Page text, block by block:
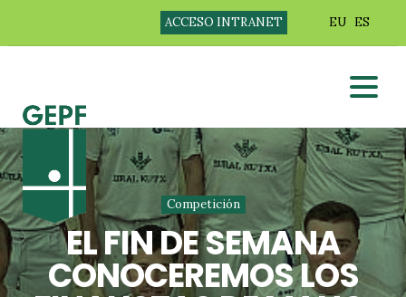
ACCESO INTRANET EU ES
Competición
EL FIN DE SEMANA
CONOCEREMOS LOS